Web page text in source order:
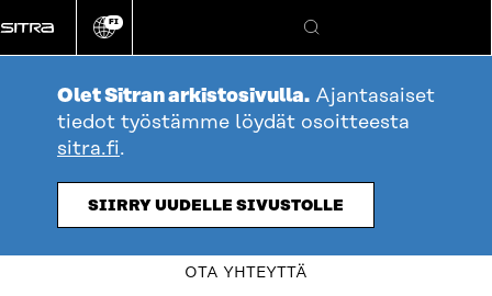
suoraan
sisältöön
Vaihda
kieli
FI
Hae
Olet Sitran arkistosivulla. Ajantasaiset
tiedot työstämme löydät osoitteesta
sitra.fi.
SIIRRY UUDELLE SIVUSTOLLE
table_of_contents
OTA YHTEYTTÄ